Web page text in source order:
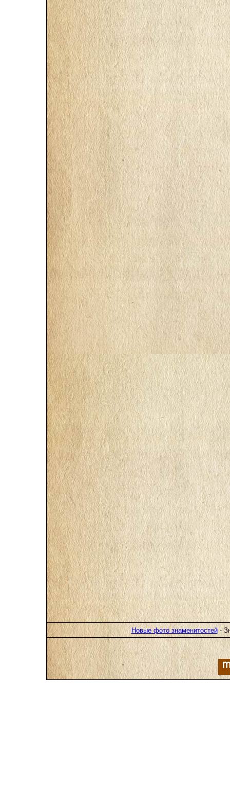
Новые фото знаменитостей-